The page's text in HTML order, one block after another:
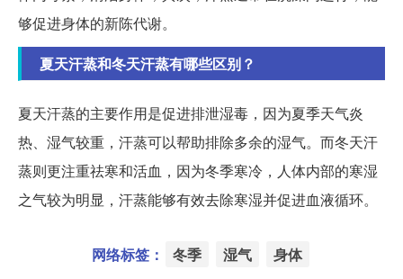
够促进身体的新陈代谢。
夏天汗蒸和冬天汗蒸有哪些区别？
夏天汗蒸的主要作用是促进排泄湿毒，因为夏季天气炎
热、湿气较重，汗蒸可以帮助排除多余的湿气。而冬天汗
蒸则更注重祛寒和活血，因为冬季寒冷，人体内部的寒湿
之气较为明显，汗蒸能够有效去除寒湿并促进血液循环。
网络标签： 冬季 湿气 身体